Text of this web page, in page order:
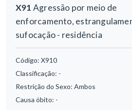
X91 Agressão por meio de
enforcamento,
sufocação - residência
Código: X910
Classificação: -
Restrição do Sexo: Ambos
Causa óbito: -